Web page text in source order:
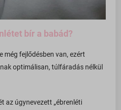
bír a babád?
még fejlődésben van, ezért
optimálisan, túlfáradás nélkül
az úgynevezett „ébrenléti